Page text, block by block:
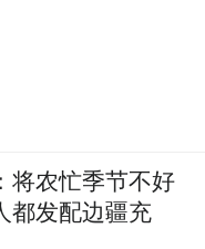
将农忙季节不好
都发配边疆充